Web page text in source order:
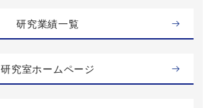
研究業績一覧
研究室ホームページ